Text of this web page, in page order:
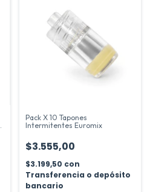
Pack X 10 Tapones
Intermitentes Euromix
$3.555,00
$3.199,50 con
Transferencia o depósito
bancario